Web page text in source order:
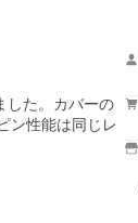
した。カバーの
ン性能は同じレ